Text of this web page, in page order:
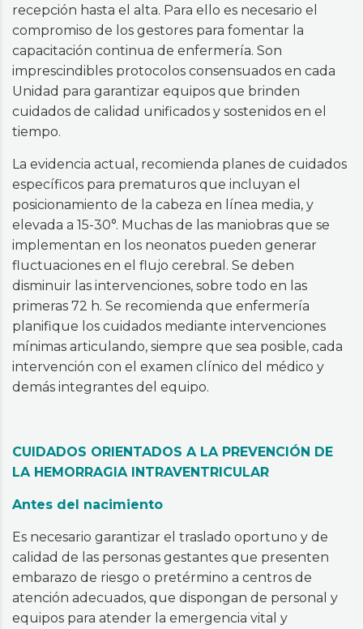
recepción hasta el alta. Para ello es necesario el
compromiso de los gestores para fomentar la
capacitación continua de enfermería. Son
imprescindibles protocolos consensuados en cada
Unidad para garantizar equipos que brinden
cuidados de calidad unificados y sostenidos en el
tiempo.
La evidencia actual, recomienda planes de cuidados
específicos para prematuros que incluyan el
posicionamiento de la cabeza en línea media, y
elevada a 15-30°. Muchas de las maniobras que se
implementan en los neonatos pueden generar
fluctuaciones en el flujo cerebral. Se deben
disminuir las intervenciones, sobre todo en las
primeras 72 h. Se recomienda que enfermería
planifique los cuidados mediante intervenciones
mínimas articulando, siempre que sea posible, cada
intervención con el examen clínico del médico y
demás integrantes del equipo.
CUIDADOS ORIENTADOS A LA PREVENCIÓN DE
LA HEMORRAGIA INTRAVENTRICULAR
Antes del nacimiento
Es necesario garantizar el traslado oportuno y de
calidad de las personas gestantes que presenten
embarazo de riesgo o pretérmino a centros de
atención adecuados, que dispongan de personal y
equipos para atender la emergencia vital y